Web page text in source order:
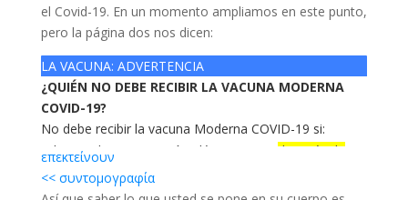
el Covid-19. En un momento ampliamos en este punto,
pero la página dos nos dicen:
LA VACUNA: ADVERTENCIA
¿QUIÉN NO DEBE RECIBIR LA VACUNA MODERNA
COVID-19?
No debe recibir la vacuna Moderna COVID-19 si:
ha tenido una reacción alérgica grave después de
una dosis anterior
επεκτείνουν
<< συντομογραφία